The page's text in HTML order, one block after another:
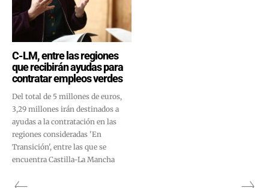
C-LM, entre las regiones
que recibirán ayudas para
contratar empleos verdes
Del total de 5 millones de euros,
3,29 millones irán destinados a
ayudas a la contratación en las
regiones consideradas 'En
Transición', entre las que se
encuentra Castilla-La Mancha